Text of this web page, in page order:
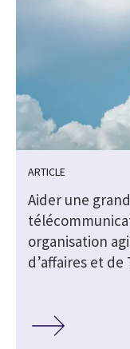
ARTICLE
Aider une
organisation
d’affaires et